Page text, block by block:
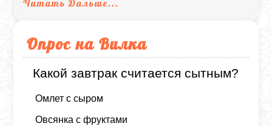
Читать Дальше...
Опрос на Вилка
Какой завтрак считается сытным?
Омлет с сыром
Овсянка с фруктами